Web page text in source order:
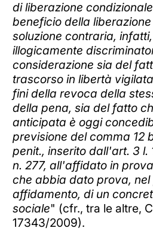
di liberazione
beneficio della
soluzione contraria,
illogicamente
considerazione sia del
trascorso in libertà
fini della revoca della
della pena, sia del fatto
anticipata è oggi
previsione del comma 12
penit., inserito dall'art. 3 l.
n. 277, all'affidato in
che abbia dato prova, nel
affidamento, di un
sociale" (cfr., tra le altre,
17343/2009).